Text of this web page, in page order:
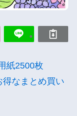
紙2500枚
なまとめ買い